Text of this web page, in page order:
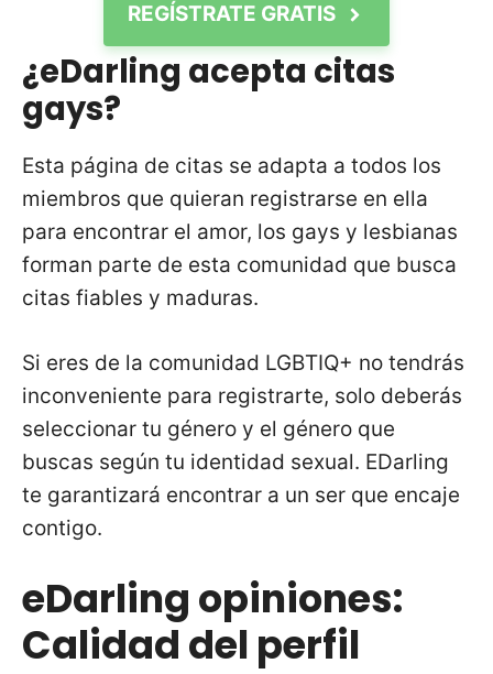
REGÍSTRATE GRATIS
¿eDarling acepta citas
gays?
Esta página de citas se adapta a todos los
miembros que quieran registrarse en ella
para encontrar el amor, los gays y lesbianas
forman parte de esta comunidad que busca
citas fiables y maduras.
Si eres de la comunidad LGBTIQ+ no tendrás
inconveniente para registrarte, solo deberás
seleccionar tu género y el género que
buscas según tu identidad sexual. EDarling
te garantizará encontrar a un ser que encaje
contigo.
eDarling opiniones:
Calidad del perfil